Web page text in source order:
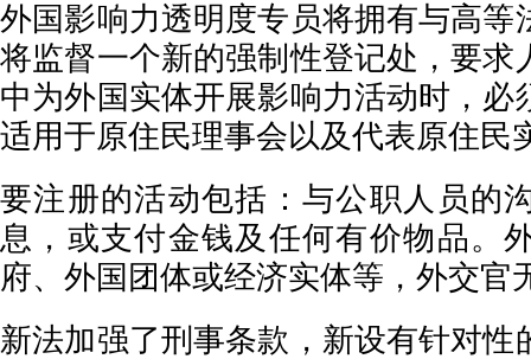
外国影响力透明度专员将拥有与高等
将监督一个新的强制性登记处，要求
中为外国实体开展影响力活动时，必
适用于原住民理事会以及代表原住民
要注册的活动包括：与公职人员的
息，或支付金钱及任何有价物品。
府、外国团体或经济实体等，外交官
新法加强了刑事条款，新设有针对性